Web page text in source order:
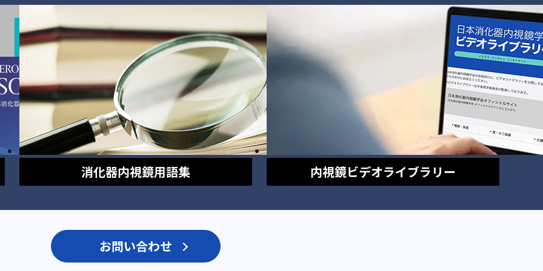
消化器内視鏡用語集 内視鏡ビデオライブラリー
お問い合わせ